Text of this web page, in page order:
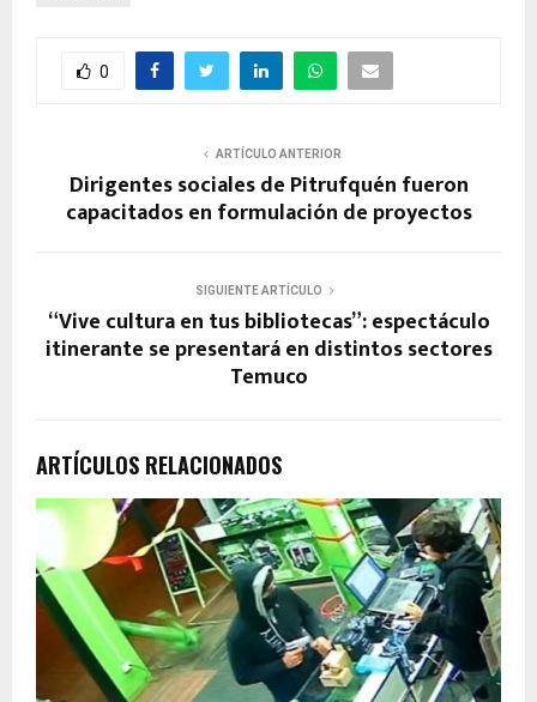
0
ARTÍCULO ANTERIOR
Dirigentes sociales de Pitrufquén fueron
capacitados en formulación de proyectos
SIGUIENTE ARTÍCULO
“Vive cultura en tus bibliotecas”: espectáculo
itinerante se presentará en distintos sectores
Temuco
ARTÍCULOS RELACIONADOS